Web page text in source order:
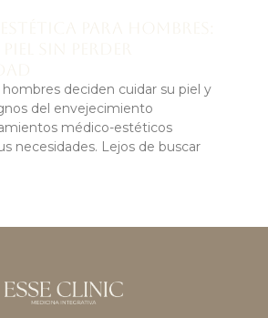
hombres deciden cuidar su piel y
del envejecimiento
médico-estéticos
necesidades. Lejos de buscar